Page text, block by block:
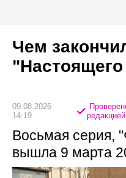
Чем
"Настоящего
09.08.2026
14:19
редакцией
Восьмая серия,
вышла 9 марта